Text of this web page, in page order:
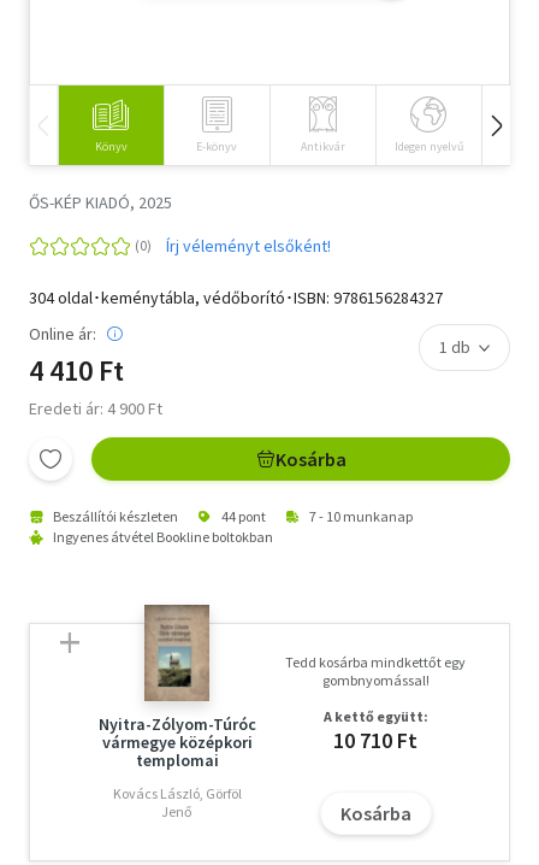
Vallás
Könyv E-könyv Antikvár Idegen nyelvű
ŐS-KÉP KIADÓ, 2025
Írj véleményt elsőként!
304 oldal･keménytábla, védőborító･ISBN: 9786156284327
Online ár:
4 410 Ft
Eredeti ár: 4 900 Ft
Kosárba
Beszállítói készleten 44 pont
7 - 10 munkanap
Ingyenes átvétel Bookline boltokban
Nyitra-Zólyom-Túróc
vármegye középkori
templomai
Kovács László, Görföl
Jenő
Tedd kosárba mindkettőt egy
gombnyomással!
A kettő együtt:
10 710 Ft
Kosárba